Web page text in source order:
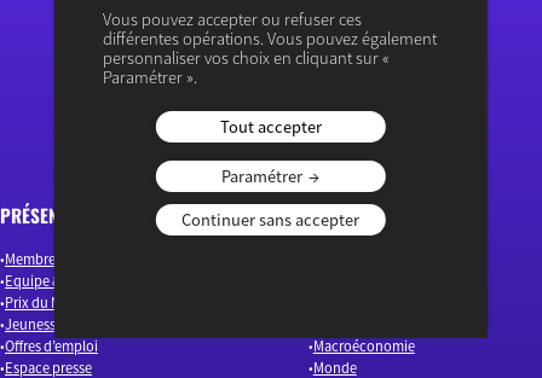
« Ouvrir le débat économique »
PRÉSENTATION
Membres & Auteurs
Equipe & Gouvernance
Prix du Meilleur Jeune Économiste
Jeunesse(s)
Offres d’emploi
Espace presse
ARTICLES
Macroéconomie
Monde
Vous pouvez accepter ou refuser ces
différentes opérations. Vous pouvez également
personnaliser vos choix en cliquant sur «
Paramétrer ».
Tout accepter
Paramétrer
Continuer sans accepter